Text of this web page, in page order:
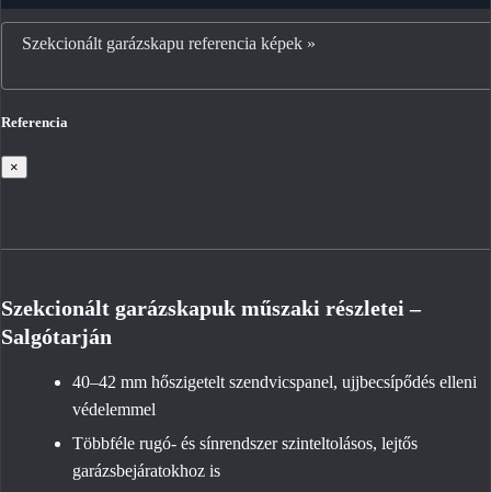
Szekcionált garázskapu referencia képek »
Referencia
×
Szekcionált garázskapuk műszaki részletei –
Salgótarján
40–42 mm hőszigetelt szendvicspanel, ujjbecsípődés elleni
védelemmel
Többféle rugó- és sínrendszer szinteltolásos, lejtős
garázsbejáratokhoz is